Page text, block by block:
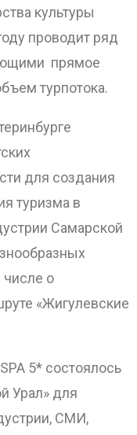
культуры
проводит ряд
прямое
турпотока.
для создания
туризма в
Самарской
числе о
«Жигулевские
5* состоялось
Урал» для
СМИ,